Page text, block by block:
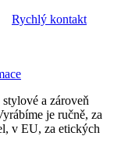
Rychlý kontakt
a zároveň
je ručně, za
v EU, za etických